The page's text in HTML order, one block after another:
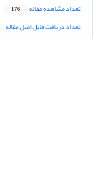
تعداد مشاهده مقاله 176
تعداد دریافت فایل اصل مقاله